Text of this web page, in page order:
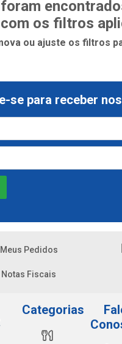
com os filtros
ou ajuste os filtros
se para receber
Pedidos
Notas Fiscais
Categorias